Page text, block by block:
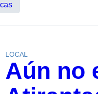
LOCAL
Aún no